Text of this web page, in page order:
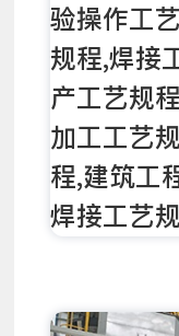
验操作工
规程,焊接
产工艺规
加工工艺
程,建筑工
焊接工艺